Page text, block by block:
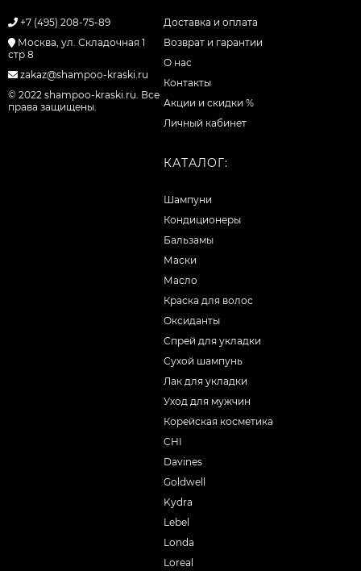
+7 (495) 208-75-89
Москва, ул. Складочная 1
стр 8
zakaz@shampoo-kraski.ru
© 2022 shampoo-kraski.ru. Все
права защищены.
Доставка и оплата
Возврат и гарантии
О нас
Контакты
Акции и скидки %
Личный кабинет
КАТАЛОГ:
Шампуни
Кондиционеры
Бальзамы
Маски
Масло
Краска для волос
Оксиданты
Спрей для укладки
Сухой шампунь
Лак для укладки
Уход для мужчин
Корейская косметика
CHI
Davines
Goldwell
Kydra
Lebel
Londa
Loreal